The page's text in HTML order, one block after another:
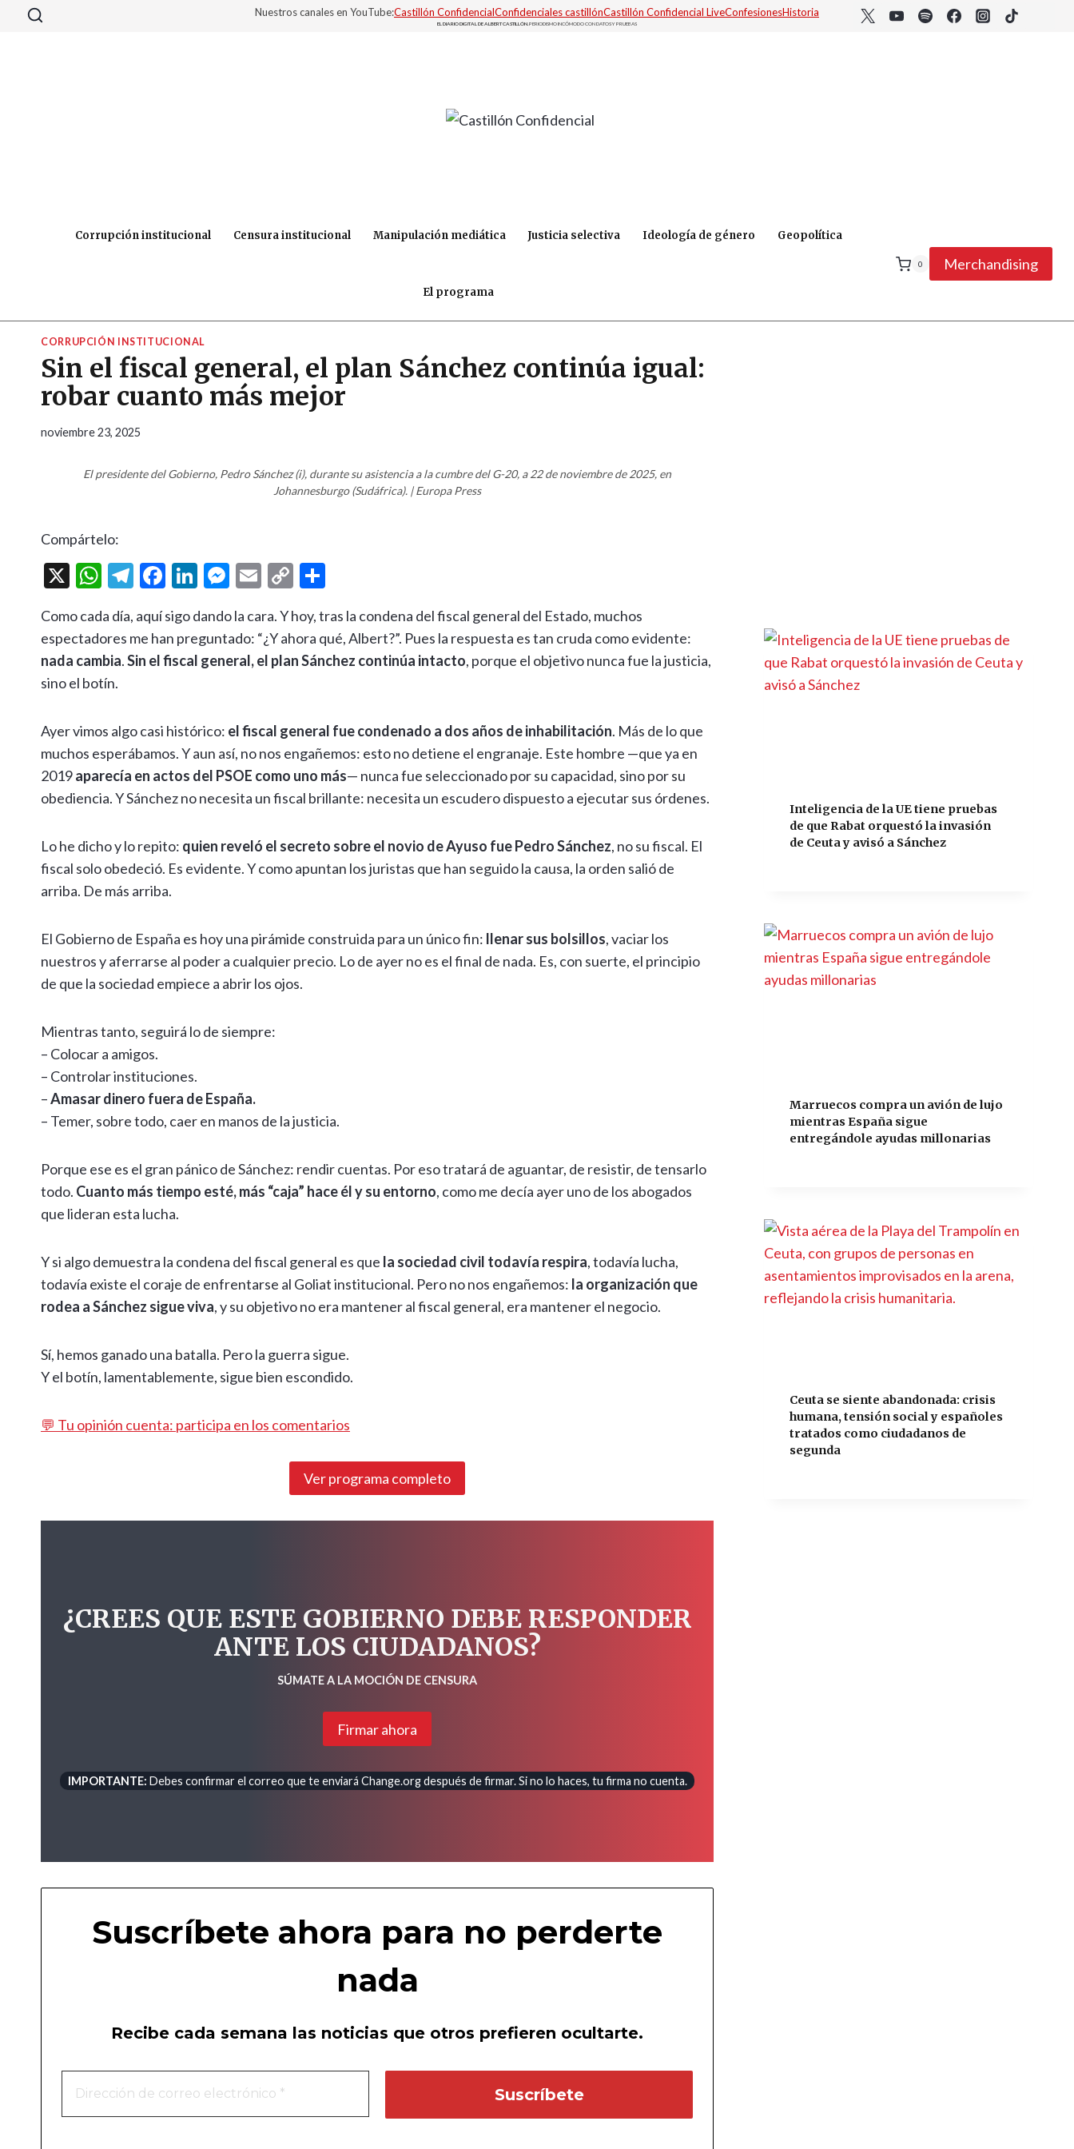
Saltar
Nuestros canales en YouTube:Castillón ConfidencialConfidenciales castillónCastillón Confidencial LiveConfesionesHistoria
EL DIARIO DIGITAL DE ALBERT CASTILLÓN. PERIODISMO INCÓMODO CON DATOS Y PRUEBAS
Corrupción institucional Censura institucional Manipulación mediática Justicia selectiva Ideología de género Geopolítica
El programa
0 Merchandising
CORRUPCIÓN INSTITUCIONAL
Sin el fiscal general, el plan Sánchez continúa igual:
robar cuanto más mejor
noviembre 23, 2025
El presidente del Gobierno, Pedro Sánchez (i), durante su asistencia a la cumbre del G-20, a 22 de noviembre de 2025, en
Johannesburgo (Sudáfrica). | Europa Press
Compártelo:
X
W
at
s
A
p
T
e
gr
F
e
b
k
Li
ke
dI
n
M
se
n
E
ai
l
C
p
y
k
m
p
r
Como cada día, aquí sigo dando la cara. Y hoy, tras la condena del fiscal general del Estado, muchos
espectadores me han preguntado: “¿Y ahora qué, Albert?”. Pues la respuesta es tan cruda como evidente:
nada cambia.Sin el fiscal general, el plan Sánchez continúa intacto, porque el objetivo nunca fue la justicia,
sino el botín.
Ayer vimos algo casi histórico: el fiscal general fue condenado a dos años de inhabilitación. Más de lo que
muchos esperábamos. Y aun así, no nos engañemos: esto no detiene el engranaje. Este hombre —que ya en
2019aparecía en actos del PSOE como uno más— nunca fue seleccionado por su capacidad, sino por su
obediencia. Y Sánchez no necesita un fiscal brillante: necesita un escudero dispuesto a ejecutar sus órdenes.
Lo he dicho y lo repito: quien reveló el secreto sobre el novio de Ayuso fue Pedro Sánchez, no su fiscal. El
fiscal solo obedeció. Es evidente. Y como apuntan los juristas que han seguido la causa, la orden salió de
arriba. De más arriba.
El Gobierno de España es hoy una pirámide construida para un único fin: llenar sus bolsillos, vaciar los
nuestros y aferrarse al poder a cualquier precio. Lo de ayer no es el final de nada. Es, con suerte, el principio
de que la sociedad empiece a abrir los ojos.
Mientras tanto, seguirá lo de siempre:
– Colocar a amigos.
– Controlar instituciones.
–Amasar dinero fuera de España.
– Temer, sobre todo, caer en manos de la justicia.
Porque ese es el gran pánico de Sánchez: rendir cuentas. Por eso tratará de aguantar, de resistir, de tensarlo
todo. Cuanto más tiempo esté, más “caja” hace él y su entorno, como me decía ayer uno de los abogados
que lideran esta lucha.
Y si algo demuestra la condena del fiscal general es que la sociedad civil todavía respira, todavía lucha,
todavía existe el coraje de enfrentarse al Goliat institucional. Pero no nos engañemos: la organización que
rodea a Sánchez sigue viva, y su objetivo no era mantener al fiscal general, era mantener el negocio.
Sí, hemos ganado una batalla. Pero la guerra sigue.
Y el botín, lamentablemente, sigue bien escondido.
💬 Tu opinión cuenta: participa en los comentarios
Ver programa completo
¿CREES QUE ESTE GOBIERNO DEBE RESPONDER
ANTE LOS CIUDADANOS?
SÚMATE A LA MOCIÓN DE CENSURA
Firmar ahora
IMPORTANTE: Debes confirmar el correo que te enviará Change.org después de firmar. Si no lo haces, tu firma no cuenta.
Suscríbete ahora para no perderte
nada
Recibe cada semana las noticias que otros prefieren ocultarte.
Inteligencia de la UE tiene pruebas
de que Rabat orquestó la invasión
de Ceuta y avisó a Sánchez
Marruecos compra un avión de lujo
mientras España sigue
entregándole ayudas millonarias
Ceuta se siente abandonada: crisis
humana, tensión social y españoles
tratados como ciudadanos de
segunda